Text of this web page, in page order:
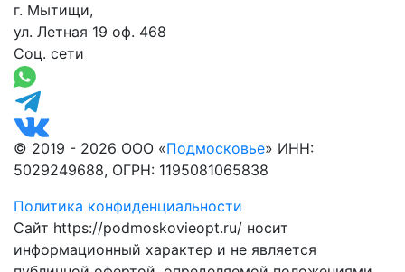
г. Мытищи,
ул. Летная 19 оф. 468
Соц. сети
© 2019 - 2026 ООО «Подмосковье» ИНН:
5029249688, ОГРН: 1195081065838
Политика конфиденциальности
Сайт https://podmoskovieopt.ru/ носит
информационный характер и не является